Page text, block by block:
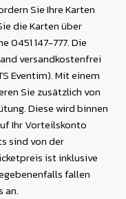
Sie Ihre Karten
die Karten über
0451 147-777. Die
versandkostenfrei
Eventim). Mit einem
Sie zusätzlich von
Diese wird binnen
Ihr Vorteilskonto
sind von der
ist inklusive
fallen
an.